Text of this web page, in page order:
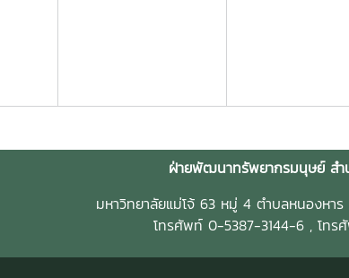
ฝ่ายพัฒนาทรัพยากรมนุษย์ สำ
มหาวิทยาลัยแม่โจ้ 63 หมู่ 4 ตำบลหนองหาร
โทรศัพท์ 0-5387-3144-6 , โทร